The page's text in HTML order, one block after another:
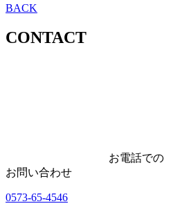
BACK
CONTACT
お電話での
お問い合わせ
0573-65-4546